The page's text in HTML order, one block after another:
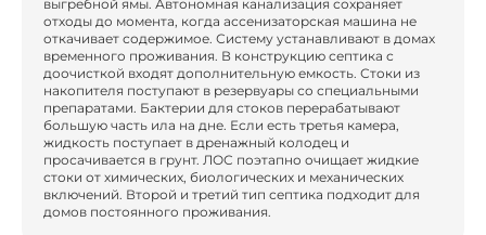
выгребной ямы. Автономная канализация сохраняет
отходы до момента, когда ассенизаторская машина не
откачивает содержимое. Систему устанавливают в домах
временного проживания. В конструкцию септика с
доочисткой входят дополнительную емкость. Стоки из
накопителя поступают в резервуары со специальными
препаратами. Бактерии для стоков перерабатывают
большую часть ила на дне. Если есть третья камера,
жидкость поступает в дренажный колодец и
просачивается в грунт. ЛОС поэтапно очищает жидкие
стоки от химических, биологических и механических
включений. Второй и третий тип септика подходит для
домов постоянного проживания.